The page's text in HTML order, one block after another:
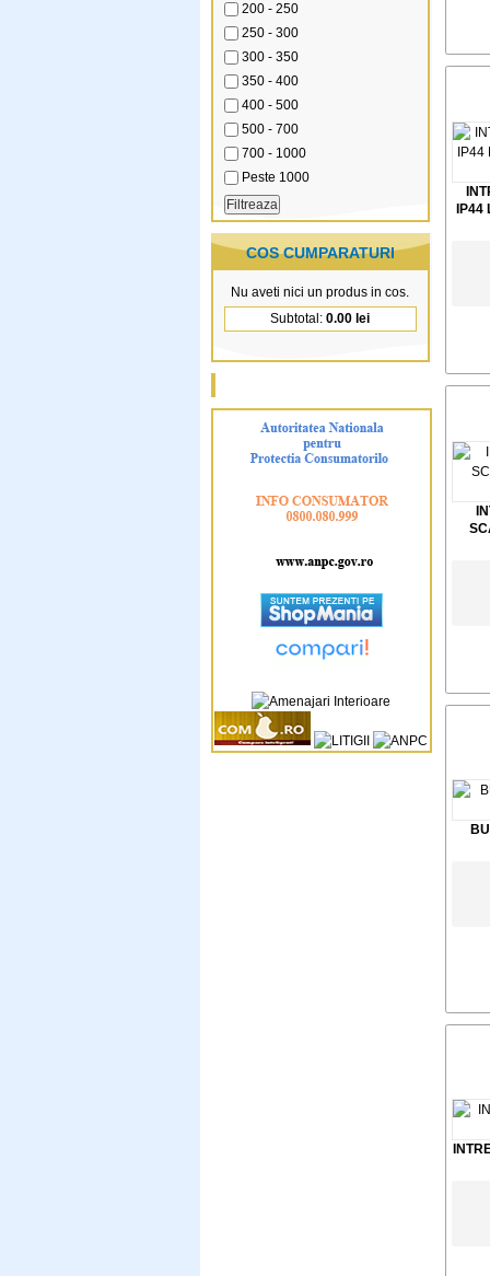
200 - 250
250 - 300
300 - 350
350 - 400
400 - 500
500 - 700
700 - 1000
Peste 1000
COS CUMPARATURI
Nu aveti nici un produs in cos.
Subtotal: 0.00 lei